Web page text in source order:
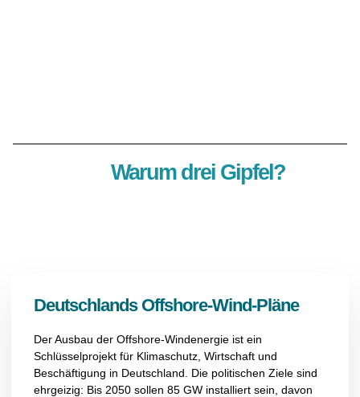
Warum drei Gipfel?
Deutschlands Offshore-Wind-Pläne
Der Ausbau der Offshore-Windenergie ist ein
Schlüsselprojekt für Klimaschutz, Wirtschaft und
Beschäftigung in Deutschland . Die politischen Ziele sind
ehrgeizig: Bis 2050 sollen 85 GW installiert sein, davon